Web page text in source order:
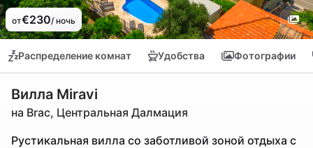
от€230/ ночь
Распределение комнат Удобства Фотографии
Вилла Miravi
на Brac, Центральная Далмация
Рустикальная вилла со заботливой зоной отдыха с